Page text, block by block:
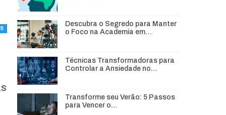
Descubra o Segredo para Manter
o Foco na Academia em…
Técnicas Transformadoras para
Controlar a Ansiedade no…
Transforme seu Verão: 5 Passos
para Vencer o…